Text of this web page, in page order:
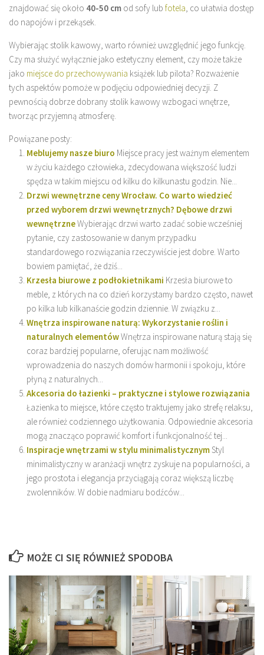
znajdować się około 40-50 cm od sofy lub fotela , co ułatwia dostęp
do napojów i przekąsek.
Wybierając stolik kawowy, warto również uwzględnić jego funkcję.
Czy ma służyć wyłącznie jako estetyczny element, czy może także
jako miejsce do przechowywania książek lub pilota? Rozważenie
tych aspektów pomoże w podjęciu odpowiedniej decyzji. Z
pewnością dobrze dobrany stolik kawowy wzbogaci wnętrze,
tworząc przyjemną atmosferę.
Powiązane posty:
Meblujemy nasze biuro Miejsce pracy jest ważnym elementem
w życiu każdego człowieka, zdecydowana większość ludzi
spędza w takim miejscu od kilku do kilkunastu godzin. Nie...
Drzwi wewnętrzne ceny Wrocław. Co warto wiedzieć
przed wyborem drzwi wewnętrznych? Dębowe drzwi
wewnętrzneWybierając drzwi warto zadać sobie wcześniej
pytanie, czy zastosowanie w danym przypadku
standardowego rozwiązania rzeczywiście jest dobre. Warto
bowiem pamiętać, że dziś...
Krzesła biurowe z podłokietnikami Krzesła biurowe to
meble, z których na co dzień korzystamy bardzo często, nawet
po kilka lub kilkanaście godzin dziennie. W związku z...
Wnętrza inspirowane naturą: Wykorzystanie roślin i
naturalnych elementówWnętrza inspirowane naturą stają się
coraz bardziej popularne, oferując nam możliwość
wprowadzenia do naszych domów harmonii i spokoju, które
płyną z naturalnych...
Akcesoria do łazienki – praktyczne i stylowe rozwiązania
Łazienka to miejsce, które często traktujemy jako strefę relaksu,
ale również codziennego użytkowania. Odpowiednie akcesoria
mogą znacząco poprawić komfort i funkcjonalność tej...
Inspiracje wnętrzami w stylu minimalistycznymStyl
minimalistyczny w aranżacji wnętrz zyskuje na popularności, a
jego prostota i elegancja przyciągają coraz większą liczbę
zwolenników. W dobie nadmiaru bodźców...
MOŻE CI SIĘ RÓWNIEŻ SPODOBA